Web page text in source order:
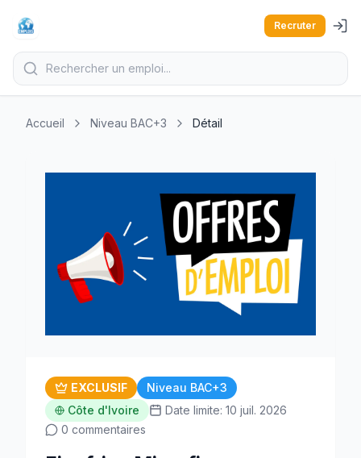
Recruter
Accueil Niveau BAC+3 Détail
EXCLUSIF
Niveau BAC+3
Côte d'Ivoire
Date limite: 10 juil. 2026
0 commentaires